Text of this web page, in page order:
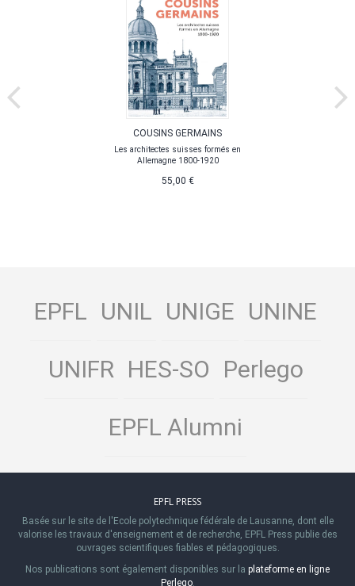
COUSINS GERMAINS
Les architectes suisses formés en
Allemagne 1800-1920
55,00 €
EPFL UNIL UNIGE UNINE
UNIFR HES-SO Perlego
EPFL Alumni
EPFL PRESS
Basée sur le site de l'Ecole polytechnique fédérale de Lausanne, dont elle
valorise les travaux d'enseignement et de recherche, EPFL Press publie des
ouvrages scientifiques fiables et pédagogiques.
Nos publications sont également disponibles sur la plateforme en ligne
Perlego.